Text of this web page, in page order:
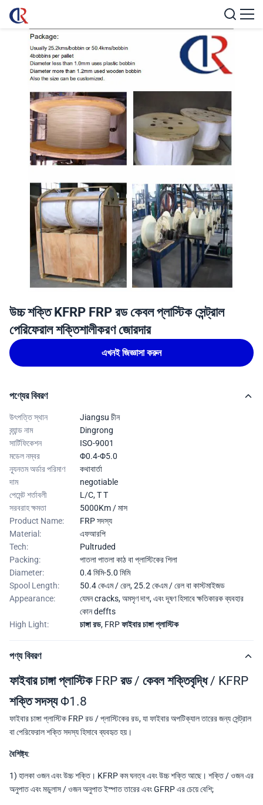
উচ্চ শক্তি KFRP FRP রড কেবল প্লাস্টিক সেন্ট্রাল
পেরিফেরাল শক্তিশালীকরণ জোরদার
এখনই জিজ্ঞাসা করুন
পণ্যের বিবরণ
উৎপত্তি স্থান
Jiangsu চীন
ব্র্যান্ড নাম
Dingrong
সার্টিফিকেশন
ISO-9001
মডেল নম্বর
Φ0.4-Φ5.0
ন্যূনতম অর্ডার পরিমাণ
কথাবার্তা
দাম
negotiable
পেমেন্ট শর্তাবলী
L/C, T T
সরবরাহ ক্ষমতা
5000Km / মাস
Product Name:
FRP সদস্য
Material:
এফআরপি
Tech:
Pultruded
Packing:
পাতলা পাতলা কাঠ বা প্লাস্টিকের শিলা
Diameter:
0.4 মিমি-5.0 মিমি
Spool Length:
50.4 কেএম / রেল, 25.2 কেএম / রেল বা কাস্টমাইজড
Appearance:
যেমন cracks, অমসৃণ দাগ, এবং দূষণ হিসাবে ক্ষতিকারক ব্যবহার
কোন deffts
High Light:
চাঙ্গা রড, FRP ফাইবার চাঙ্গা প্লাস্টিক
পণ্য বিবরণ
ফাইবার চাঙ্গা প্লাস্টিক FRP রড / কেবল শক্তিবৃদ্ধি / KFRP
শক্তি সদস্য Φ1.8
ফাইবার চাঙ্গা প্লাস্টিক FRP রড / প্লাস্টিকের রড, যা ফাইবার অপটিক্যাল তারের জন্য সেন্ট্রাল
বা পেরিফেরাল শক্তি সদস্য হিসাবে ব্যবহৃত হয়।
বৈশিষ্ট্য:
1) হালকা ওজন এবং উচ্চ শক্তি। KFRP কম ঘনত্ব এবং উচ্চ শক্তি আছে। শক্তি / ওজন এর
অনুপাত এবং মডুলাস / ওজন অনুপাত ইস্পাত তারের এবং GFRP এর চেয়ে বেশি;